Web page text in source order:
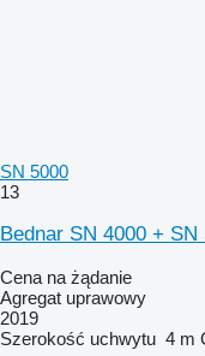
SN 5000
13
Bednar SN 4000 + SN
Cena na żądanie
Agregat uprawowy
2019
Szerokość uchwytu 4 m